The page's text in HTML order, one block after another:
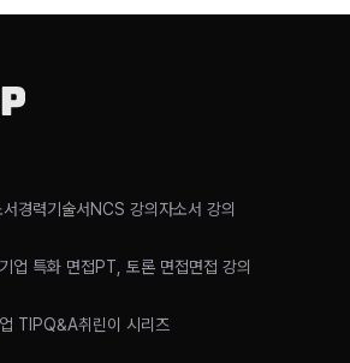
경력기술서 NCS 강의자소서 강의
기업 특화 면접PT, 토론 면접면접 강의
TIPQ&A취린이 시리즈